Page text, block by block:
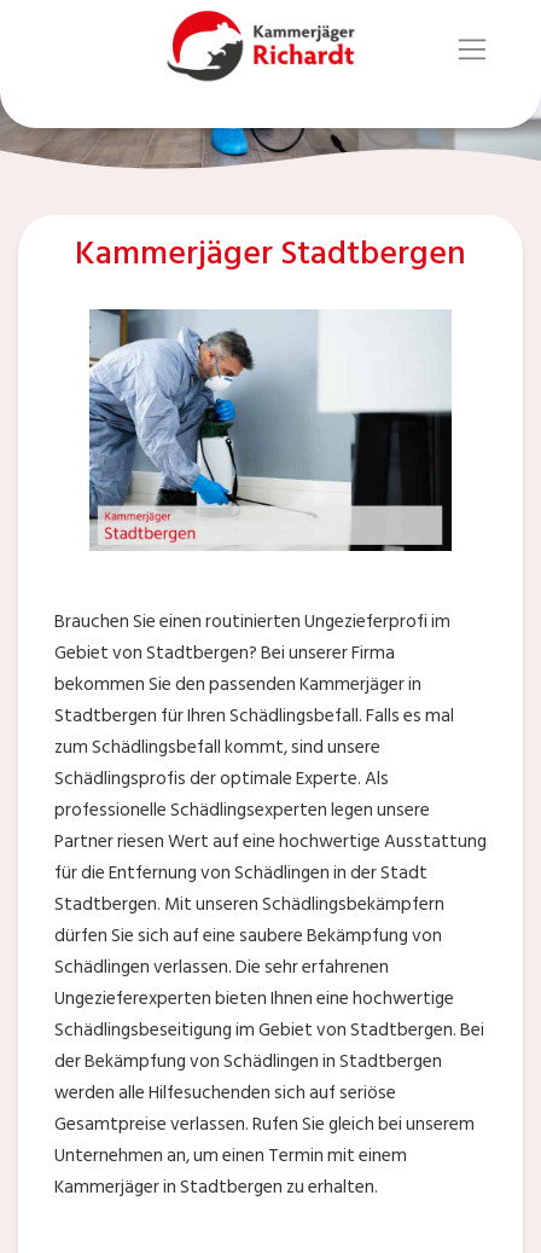
Kammerjäger Stadtbergen
Brauchen Sie einen routinierten Ungezieferprofi im
Gebiet von Stadtbergen? Bei unserer Firma
bekommen Sie den passenden Kammerjäger in
Stadtbergen für Ihren Schädlingsbefall. Falls es mal
zum Schädlingsbefall kommt, sind unsere
Schädlingsprofis der optimale Experte. Als
professionelle Schädlingsexperten legen unsere
Partner riesen Wert auf eine hochwertige Ausstattung
für die Entfernung von Schädlingen in der Stadt
Stadtbergen. Mit unseren Schädlingsbekämpfern
dürfen Sie sich auf eine saubere Bekämpfung von
Schädlingen verlassen. Die sehr erfahrenen
Ungezieferexperten bieten Ihnen eine hochwertige
Schädlingsbeseitigung im Gebiet von Stadtbergen. Bei
der Bekämpfung von Schädlingen in Stadtbergen
werden alle Hilfesuchenden sich auf seriöse
Gesamtpreise verlassen. Rufen Sie gleich bei unserem
Unternehmen an, um einen Termin mit einem
Kammerjäger in Stadtbergen zu erhalten.